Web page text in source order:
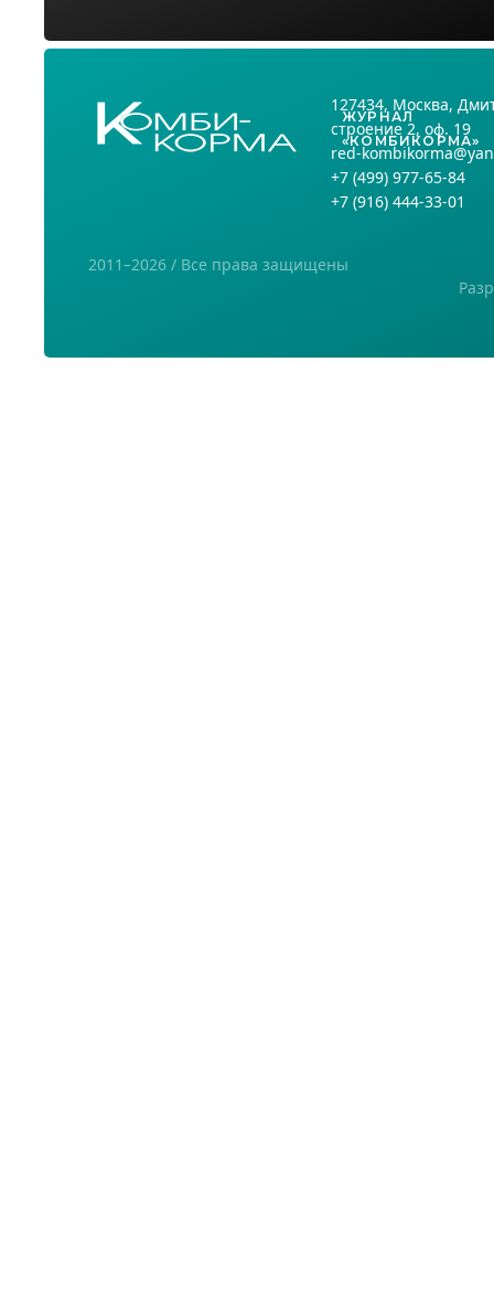
ЖУРНАЛ
«КОМБИКОРМА»
127434, Москва,
строение 2, оф. 19
red-
+7 (499) 977-65-84
+7 (916) 444-33-01
2011–2026 / Все права защищены